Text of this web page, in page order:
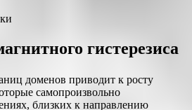
гистерезиса
доменов приводит к росту
самопроизвольно
близких к направлению